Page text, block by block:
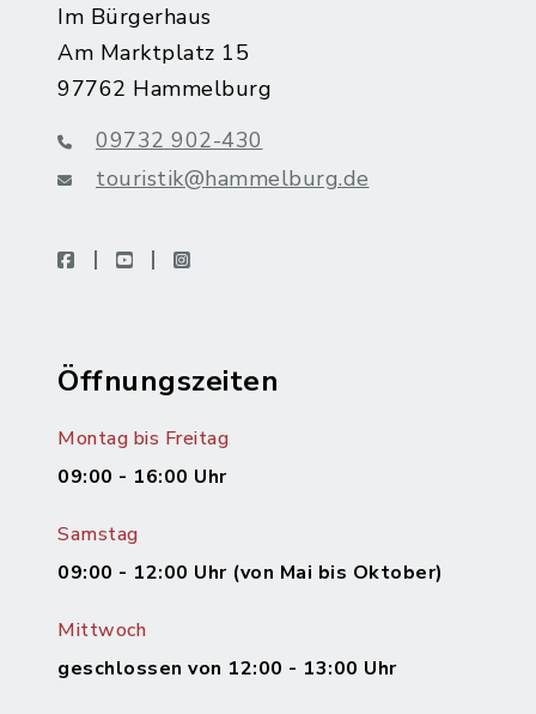
Im Bürgerhaus
Am Marktplatz 15
97762 Hammelburg
09732 902-430
touristik@hammelburg.de
facebookyoutubeinstagram
Öffnungszeiten
Montag bis Freitag
09:00 - 16:00 Uhr
Samstag
09:00 - 12:00 Uhr (von Mai bis Oktober)
Mittwoch
geschlossen von 12:00 - 13:00 Uhr